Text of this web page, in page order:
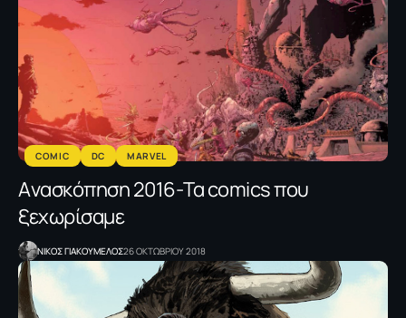
COMIC DC MARVEL
Aνασκόπηση 2016-Τα comics που
ξεχωρίσαμε
NΙΚΟΣ ΓΙΑΚΟΥΜΕΛΟΣ26 ΟΚΤΩΒΡΙΟΥ 2018